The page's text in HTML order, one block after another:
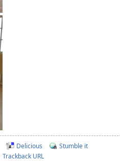
Delicious
Stumble it
Trackback URL